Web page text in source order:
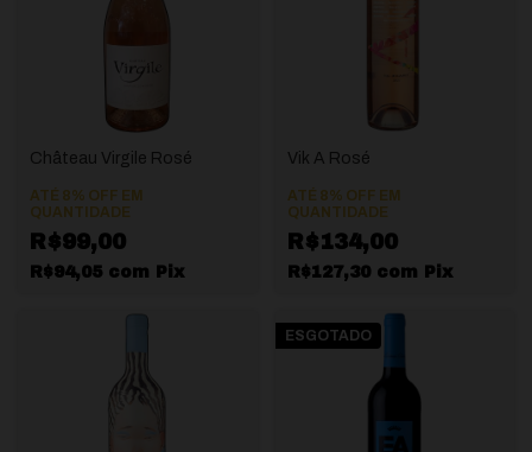
Château Virgile Rosé
ATÉ 8% OFF EM
QUANTIDADE
R$99,00
R$94,05 com Pix
Vik A Rosé
ATÉ 8% OFF EM
QUANTIDADE
R$134,00
R$127,30 com Pix
ESGOTADO